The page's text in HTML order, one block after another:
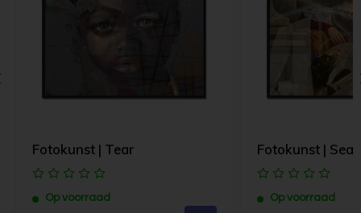
Fotokunst | Tear
Op voorraad
Fotokunst |
Op voorraad